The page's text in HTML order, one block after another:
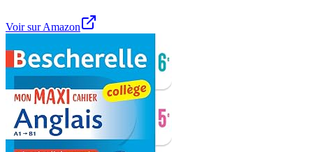
Voir sur Amazon